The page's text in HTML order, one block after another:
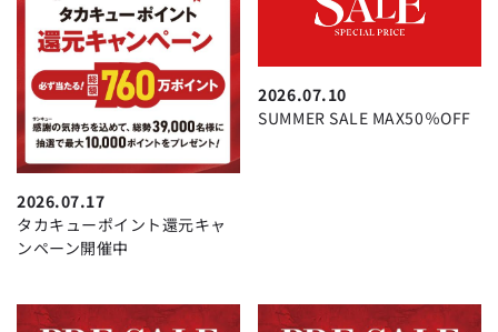
2026.07.17
タカキューポイント還元キャ
ンペーン開催中
2026.07.10
SUMMER SALE MAX50％OFF